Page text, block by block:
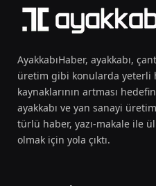
AyakkabıHaber, ayakkabı,
üretim gibi konularda yeterli
kaynaklarının artması
ayakkabı ve yan sanayi
türlü haber, yazı-makale ile
olmak için yola çıktı.